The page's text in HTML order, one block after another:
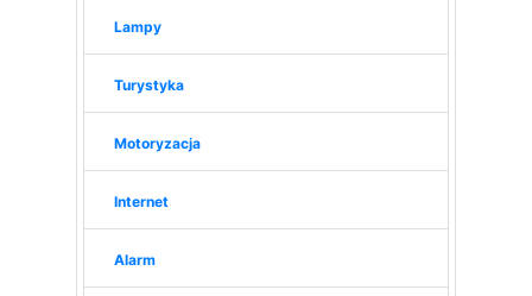
Lampy
Turystyka
Motoryzacja
Internet
Alarm